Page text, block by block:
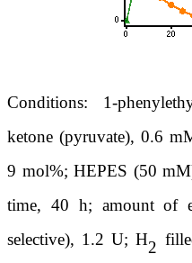
Conditions: 1-
ketone (pyruvate), 0.6
9 mol%; HEPES (50
time, 40 h; amount of
selective), 1.2 U; H2